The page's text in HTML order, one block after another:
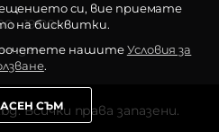
- 19:00 ч.
ден
Всички права запазени.
си, вие приемате
на бисквитки.
нашитеУсловия за
.
СЪМ